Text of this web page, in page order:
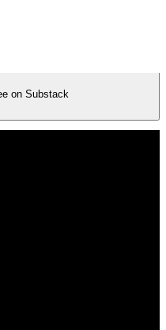
on Substack